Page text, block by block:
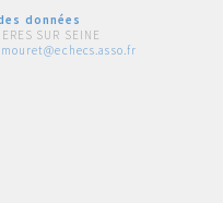
données
SUR SEINE